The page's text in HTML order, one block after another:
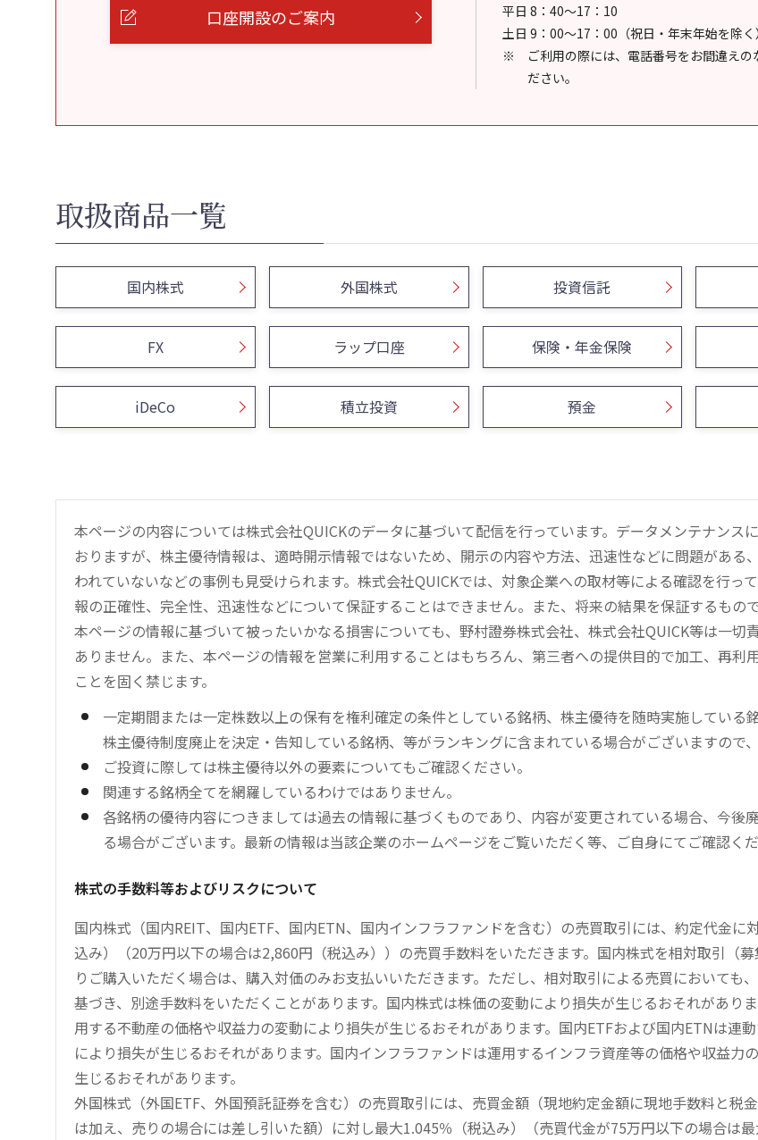
口座開設のご案内
平日 8：40～17：10
土日 9：00～17：00（祝日・年末年始を除く）
ご利用の際には、電話番号をお間違えの
ださい。
取扱商品一覧
国内株式 外国株式 投資信託
FX ラップ口座 保険・年金保険
iDeCo 積立投資 預金
本ページの内容については株式会社QUICKのデータに基づいて配信を行っています。データメンテナンス
おりますが、株主優待情報は、適時開示情報ではないため、開示の内容や方法、迅速性などに問題がある
われていないなどの事例も見受けられます。株式会社QUICKでは、対象企業への取材等による確認を行っ
報の正確性、完全性、迅速性などについて保証することはできません。また、将来の結果を保証するもの
本ページの情報に基づいて被ったいかなる損害についても、野村證券株式会社、株式会社QUICK等は一切
ありません。また、本ページの情報を営業に利用することはもちろん、第三者への提供目的で加工、再利
ことを固く禁じます。
一定期間または一定株数以上の保有を権利確定の条件としている銘柄、株主優待を随時実施している
株主優待制度廃止を決定・告知している銘柄、等がランキングに含まれている場合がございますので
ご投資に際しては株主優待以外の要素についてもご確認ください。
関連する銘柄全てを網羅しているわけではありません。
各銘柄の優待内容につきましては過去の情報に基づくものであり、内容が変更されている場合、今後
る場合がございます。最新の情報は当該企業のホームページをご覧いただく等、ご自身にてご確認くだ
株式の手数料等およびリスクについて
国内株式（国内REIT、国内ETF、国内ETN、国内インフラファンドを含む）の売買取引には、約定代金に
込み）（20万円以下の場合は2,860円（税込み））の売買手数料をいただきます。国内株式を相対取引（
りご購入いただく場合は、購入対価のみお支払いいただきます。ただし、相対取引による売買においても
基づき、別途手数料をいただくことがあります。国内株式は株価の変動により損失が生じるおそれがあり
用する不動産の価格や収益力の変動により損失が生じるおそれがあります。国内ETFおよび国内ETNは連
により損失が生じるおそれがあります。国内インフラファンドは運用するインフラ資産等の価格や収益力
生じるおそれがあります。
外国株式（外国ETF、外国預託証券を含む）の売買取引には、売買金額（現地約定金額に現地手数料と税
は加え、売りの場合には差し引いた額）に対し最大1.045％（税込み）（売買代金が75万円以下の場合は